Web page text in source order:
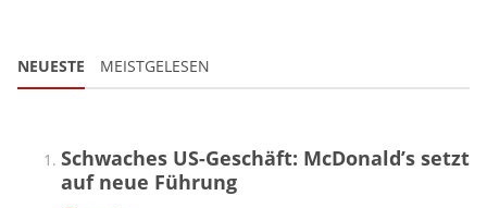
NEUESTE MEISTGELESEN
Schwaches US-Geschäft: McDonald’s setzt
auf neue Führung